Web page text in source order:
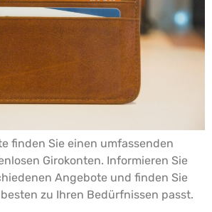
finden Sie einen umfassenden
Girokonten. Informieren Sie
Angebote und finden Sie
zu Ihren Bedürfnissen passt.